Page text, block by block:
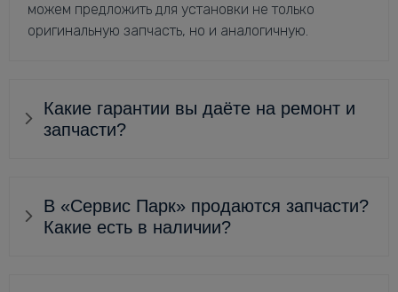
можем предложить для установки не только
оригинальную запчасть, но и аналогичную.
Какие гарантии вы даёте на ремонт и
запчасти?
В «Сервис Парк» продаются запчасти?
Какие есть в наличии?